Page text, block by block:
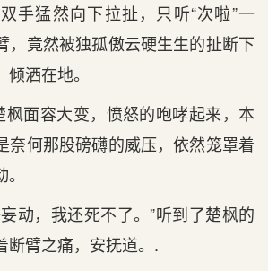
手猛然向下拉扯，只听“次啦”一
，竟然被独孤傲云硬生生的扯断下
洒在地。
枫面容大变，愤怒的咆哮起来，本
奈何那股磅礴的威压，依然笼罩着
动，我还死不了。”听到了楚枫的
断臂之痛，安抚道。.